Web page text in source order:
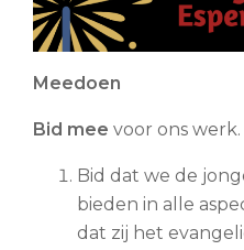
Meedoen
Bid mee voor ons werk.
Bid dat we de
bieden in alle
dat zij het